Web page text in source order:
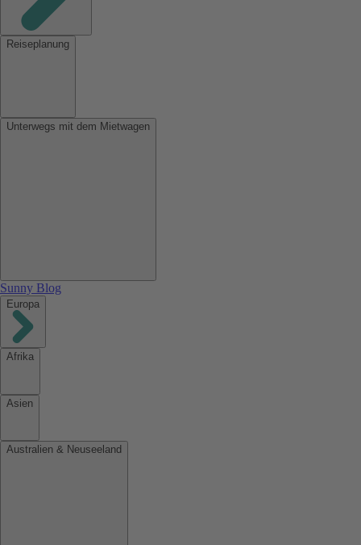
Reiseplanung
Unterwegs mit dem Mietwagen
Sunny Blog
Europa
Afrika
Asien
Australien & Neuseeland